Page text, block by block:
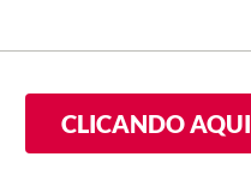
CLICANDO AQUI